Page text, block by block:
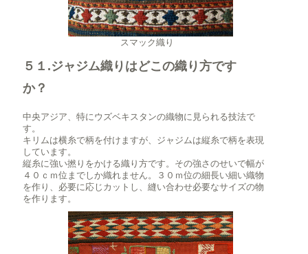
スマック織り
５１.ジャジム織りはどこの織り方です
か？
中央アジア、特にウズベキスタンの織物に見られる技法で
す。
キリムは横糸で柄を付けますが、ジャジムは縦糸で柄を表現
しています。
縦糸に強い撚りをかける織り方です。その強さのせいで幅が
４０ｃｍ位までしか織れません。３０ｍ位の細長い細い織物
を作り、必要に応じカットし、縫い合わせ必要なサイズの物
を作ります。